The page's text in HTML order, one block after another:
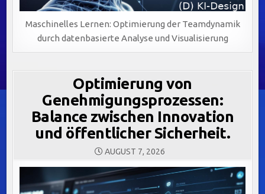
Maschinelles Lernen: Optimierung der Teamdynamik
durch datenbasierte Analyse und Visualisierung
Optimierung von
Genehmigungsprozessen:
Balance zwischen Innovation
und öffentlicher Sicherheit.
AUGUST 7, 2026